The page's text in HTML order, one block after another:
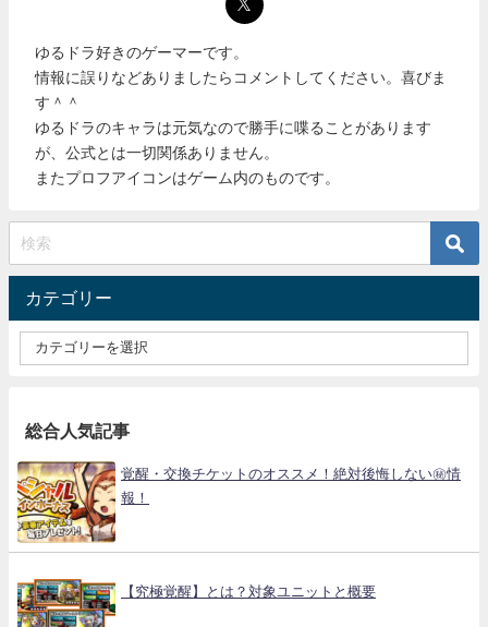
ゆるドラ好きのゲーマーです。
情報に誤りなどありましたらコメントしてください。喜びま
す＾＾
ゆるドラのキャラは元気なので勝手に喋ることがあります
が、公式とは一切関係ありません。
またプロフアイコンはゲーム内のものです。
カテゴリー
総合人気記事
覚醒・交換チケットのオススメ！絶対後悔しない㊙情
報！
【究極覚醒】とは？対象ユニットと概要